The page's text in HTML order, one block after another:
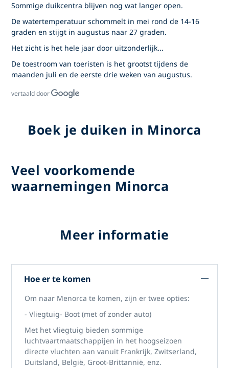
Sommige duikcentra blijven nog wat langer open.
De watertemperatuur schommelt in mei rond de 14-16
graden en stijgt in augustus naar 27 graden.
Het zicht is het hele jaar door uitzonderlijk...
De toestroom van toeristen is het grootst tijdens de
maanden juli en de eerste drie weken van augustus.
vertaald door
Boek je duiken in Minorca
Veel voorkomende
waarnemingen Minorca
Meer informatie
Hoe er te komen
Om naar Menorca te komen, zijn er twee opties:
- Vliegtuig- Boot (met of zonder auto)
Met het vliegtuig bieden sommige
luchtvaartmaatschappijen in het hoogseizoen
directe vluchten aan vanuit Frankrijk, Zwitserland,
Duitsland, België, Groot-Brittannië, enz.